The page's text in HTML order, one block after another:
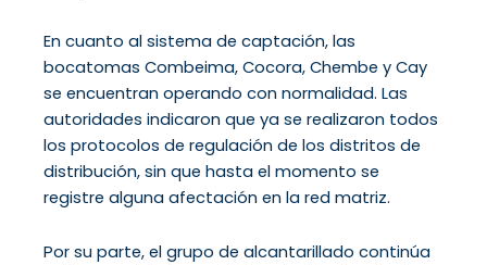
En cuanto al sistema de captación, las
bocatomas Combeima, Cocora, Chembe y Cay
se encuentran operando con normalidad. Las
autoridades indicaron que ya se realizaron todos
los protocolos de regulación de los distritos de
distribución, sin que hasta el momento se
registre alguna afectación en la red matriz.
Por su parte, el grupo de alcantarillado continúa